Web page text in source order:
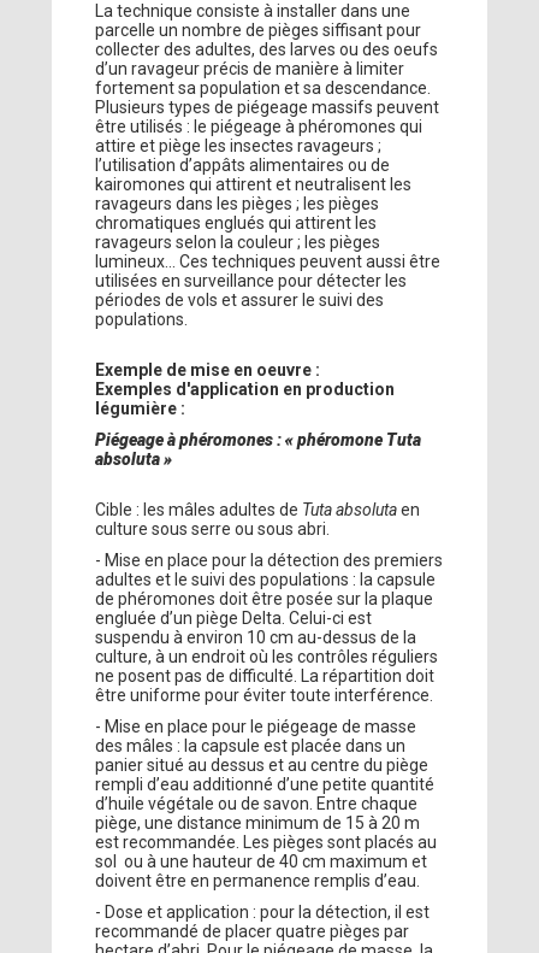
La technique consiste à installer dans une
parcelle un nombre de pièges siffisant pour
collecter des adultes, des larves ou des oeufs
d’un ravageur précis de manière à limiter
fortement sa population et sa descendance.
Plusieurs types de piégeage massifs peuvent
être utilisés : le piégeage à phéromones qui
attire et piège les insectes ravageurs ;
l’utilisation d’appâts alimentaires ou de
kairomones qui attirent et neutralisent les
ravageurs dans les pièges ; les pièges
chromatiques englués qui attirent les
ravageurs selon la couleur ; les pièges
lumineux... Ces techniques peuvent aussi être
utilisées en surveillance pour détecter les
périodes de vols et assurer le suivi des
populations.
Exemple de mise en oeuvre :
Exemples d'application en production
légumière :
Piégeage à phéromones : « phéromone Tuta
absoluta »
Cible : les mâles adultes de Tuta absolutaen
culture sous serre ou sous abri.
- Mise en place pour la détection des premiers
adultes et le suivi des populations : la capsule
de phéromones doit être posée sur la plaque
engluée d’un piège Delta. Celui-ci est
suspendu à environ 10 cm au-dessus de la
culture, à un endroit où les contrôles réguliers
ne posent pas de difficulté. La répartition doit
être uniforme pour éviter toute interférence.
- Mise en place pour le piégeage de masse
des mâles : la capsule est placée dans un
panier situé au dessus et au centre du piège
rempli d’eau additionné d’une petite quantité
d’huile végétale ou de savon. Entre chaque
piège, une distance minimum de 15 à 20 m
est recommandée. Les pièges sont placés au
sol ou à une hauteur de 40 cm maximum et
doivent être en permanence remplis d’eau.
- Dose et application : pour la détection, il est
recommandé de placer quatre pièges par